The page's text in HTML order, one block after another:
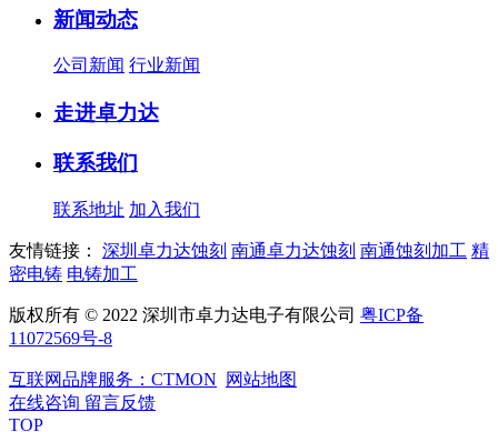
新闻动态
公司新闻 行业新闻
走进卓力达
联系我们
联系地址 加入我们
友情链接： 深圳卓力达蚀刻 南通卓力达蚀刻 南通蚀刻加工 精
密电铸 电铸加工
版权所有 © 2022 深圳市卓力达电子有限公司 粤ICP备
11072569号-8
互联网品牌服务：CTMON
网站地图
在线咨询 留言反馈
TOP